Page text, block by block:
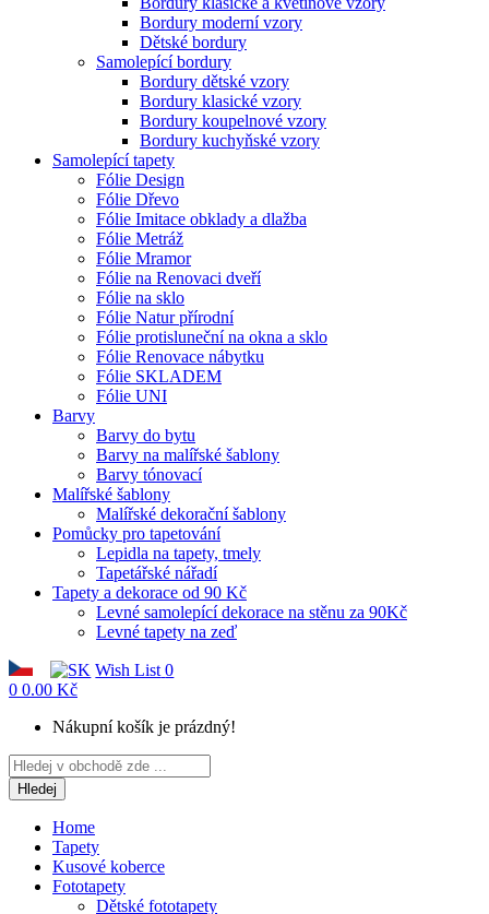
Bordury moderní vzory
Dětské bordury
Samolepící bordury
Bordury dětské vzory
Bordury klasické vzory
Bordury koupelnové vzory
Bordury kuchyňské vzory
Samolepící tapety
Fólie Design
Fólie Dřevo
Fólie Imitace obklady a dlažba
Fólie Metráž
Fólie Mramor
Fólie na Renovaci dveří
Fólie na sklo
Fólie Natur přírodní
Fólie protisluneční na okna a sklo
Fólie Renovace nábytku
Fólie SKLADEM
Fólie UNI
Barvy
Barvy do bytu
Barvy na malířské šablony
Barvy tónovací
Malířské šablony
Malířské dekorační šablony
Pomůcky pro tapetování
Lepidla na tapety, tmely
Tapetářské nářadí
Tapety a dekorace od 90 Kč
Levné samolepící dekorace na stěnu za 90Kč
Levné tapety na zeď
Wish List 0
0 0.00 Kč
Nákupní košík je prázdný!
Hledej
Home
Tapety
Kusové koberce
Fototapety
Dětské fototapety